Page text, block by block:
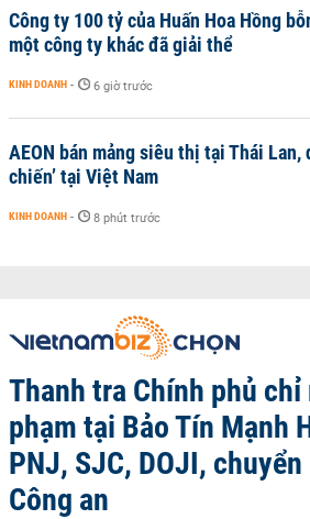
Công ty 100 tỷ của Huấn Hoa Hồng
một công ty khác đã giải thể
KINH DOANH - 6 giờ trước
AEON bán mảng siêu thị tại Thái Lan,
chiến’ tại Việt Nam
KINH DOANH - 8 phút trước
Thanh tra Chính phủ
phạm tại Bảo Tín Mạnh
PNJ, SJC, DOJI,
Công an